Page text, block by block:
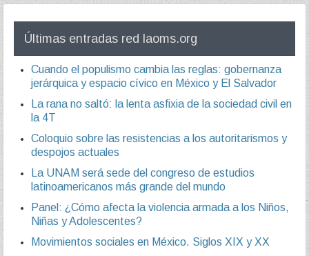
Últimas entradas red laoms.org
Cuando el populismo cambia las reglas: gobernanza
jerárquica y espacio cívico en México y El Salvador
La rana no saltó: la lenta asfixia de la sociedad civil en
la 4T
Coloquio sobre las resistencias a los autoritarismos y
despojos actuales
La UNAM será sede del congreso de estudios
latinoamericanos más grande del mundo
Panel: ¿Cómo afecta la violencia armada a los Niños,
Niñas y Adolescentes?
Movimientos sociales en México. Siglos XIX y XX